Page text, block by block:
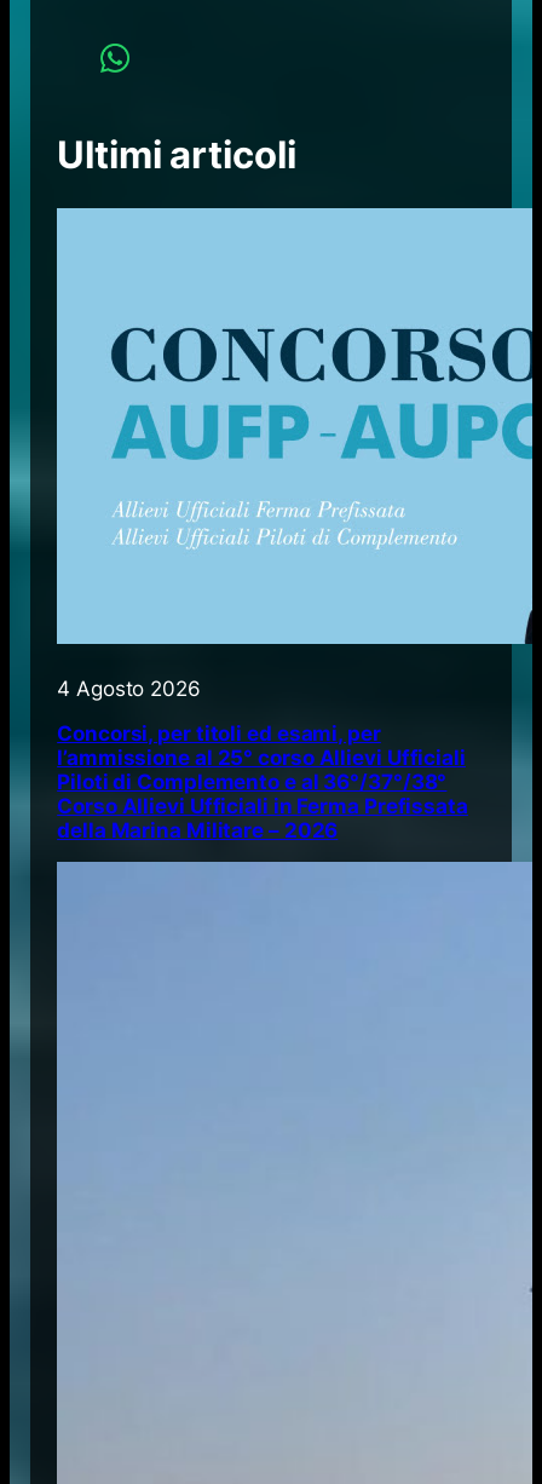
Ultimi articoli
4 Agosto 2026
Concorsi, per titoli ed esami, per
l’ammissione al 25° corso Allievi Ufficiali
Piloti di Complemento e al 36°/37°/38°
Corso Allievi Ufficiali in Ferma Prefissata
della Marina Militare – 2026